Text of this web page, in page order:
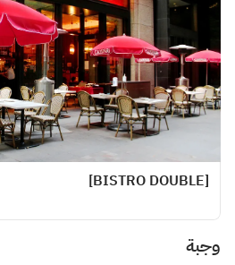
[BISTRO DOUBLE]
وجبة